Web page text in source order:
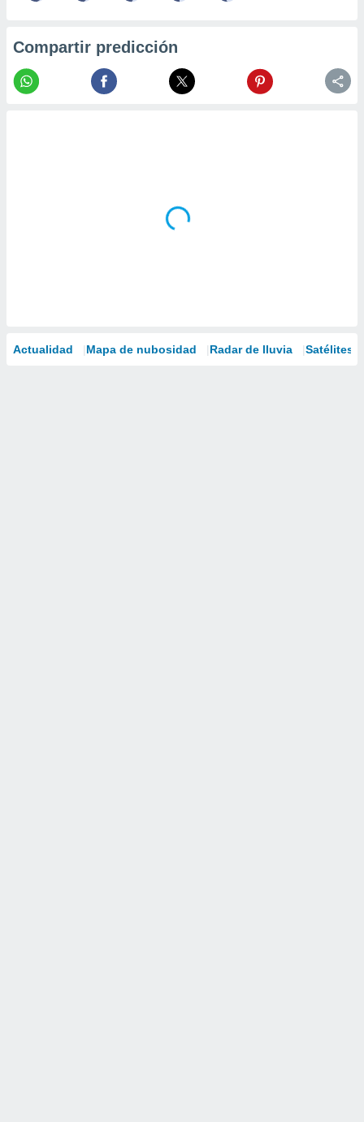
Compartir predicción
Actualidad Mapa de nubosidad Radar de lluvia Satélites